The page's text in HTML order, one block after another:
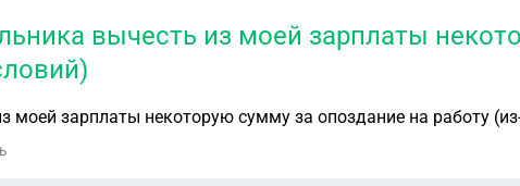
вычесть из моей зарплаты
зарплаты некоторую сумму за опоздание на работу